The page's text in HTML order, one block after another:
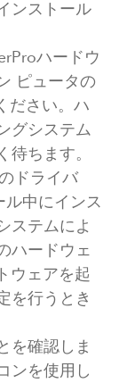
ンストール
ハードウ
ピュータの
ださい。ハ
グシステム
ちます。
ドライバ
中にインス
ステムによ
ハードウェ
ウェアを起
を行うとき
を確認しま
ンを使用し